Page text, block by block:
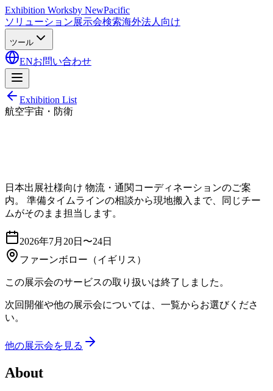
Exhibition Worksby NewPacific
ソリューション展示会検索海外法人向け
ツール
ENお問い合わせ
Exhibition List
航空宇宙・防衛
日本出展社様向け 物流・通関コーディネーションのご案
内。 準備タイムラインの相談から現地搬入まで、同じチー
ムがそのまま担当します。
2026年7月20日〜24日
ファーンボロー （イギリス）
この展示会のサービスの取り扱いは終了しました。
次回開催や他の展示会については、一覧からお選びくださ
い。
他の展示会を見る
About